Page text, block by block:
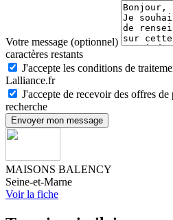
Votre message (optionnel)
caractères restants
J'accepte les conditions de
Lalliance.fr
J'accepte de recevoir des offres
recherche
Envoyer mon message
MAISONS BALENCY
Seine-et-Marne
Voir la fiche